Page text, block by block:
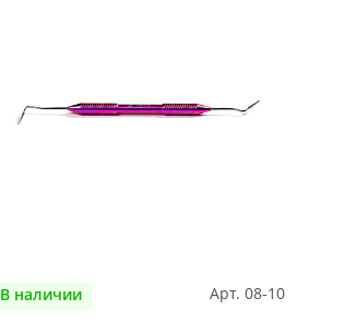
В наличии Арт. 08-10